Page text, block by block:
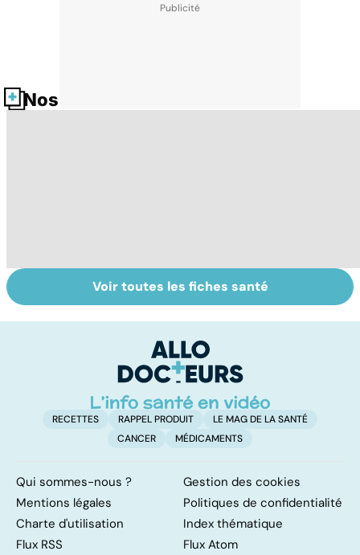
Nos fiches santé
Le magnésium,
un oligo-élément
Intestin irritable :
le régime
solution ?
Voir toutes les fiches santé
RECETTES RAPPEL PRODUIT
LE MAG DE LA SANTÉ
CANCER
MÉDICAMENTS
Qui sommes-nous ?
Gestion des cookies
Mentions légales
Politiques de confidentialité
Charte d'utilisation
Index thématique
Flux RSS
Flux Atom